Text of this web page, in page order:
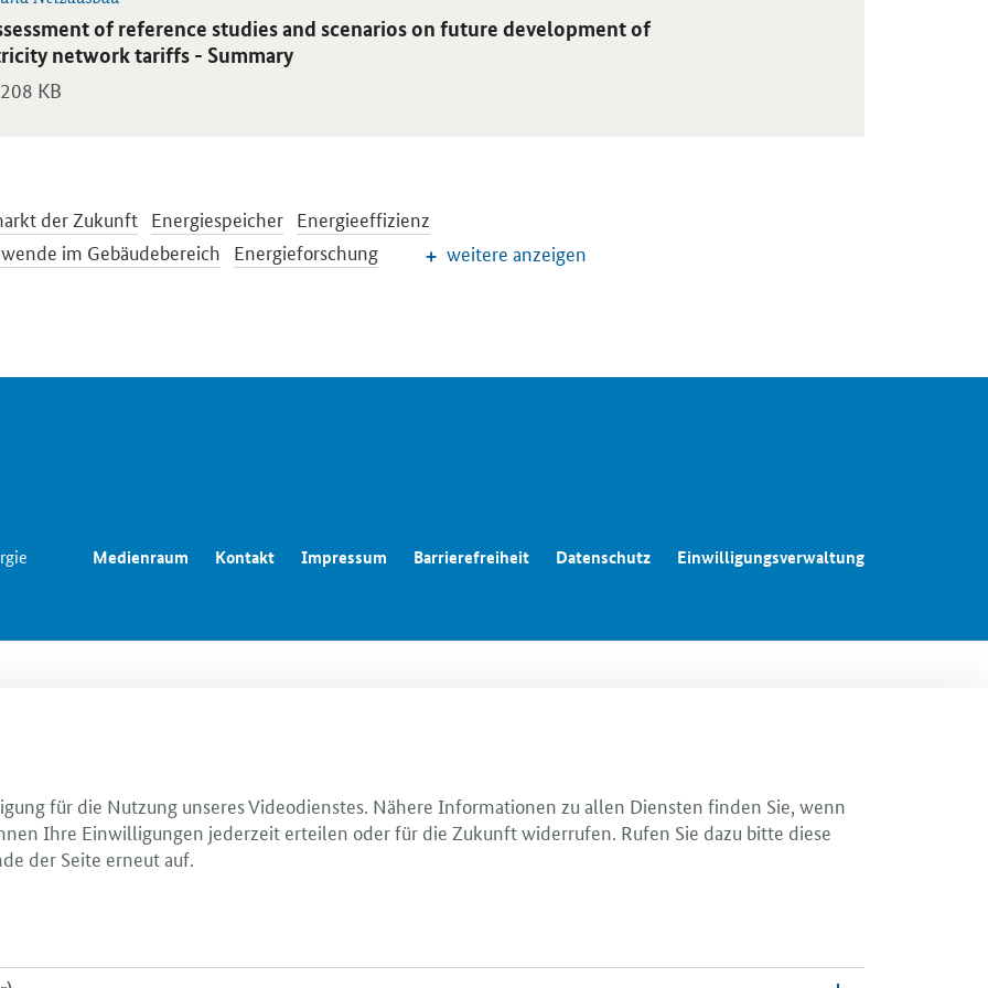
of reference studies and scenarios on future development of
network tariffs - Summary
208 KB
der Zukunft Energiespeicher Energieeffizienz
im Gebäudebereich Energieforschung
Energieträger
weitere anzeigen
Medienraum Kontakt Impressum Barrierefreiheit Datenschutz Einwilligungsverwaltung
für die Nutzung unseres Videodienstes. Nähere Informationen zu allen Diensten finden Sie, wenn
Ihre Einwilligungen jederzeit erteilen oder für die Zukunft widerrufen. Rufen Sie dazu bitte diese
der Seite erneut auf.